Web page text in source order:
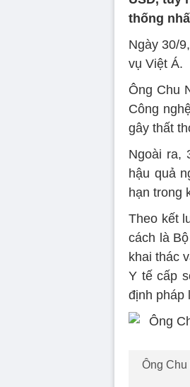
thống
Ngày 30/
vụ Việt Á.
Ông Chu
Công
gây thất
Ngoài ra,
hậu quả
hạn trong
Theo kết
cách là
khai thác
Y tế cấp
định pháp
Ông